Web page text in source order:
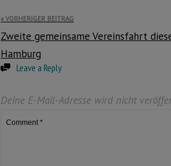
Beitragsnavigation
VORHERIGER BEITRAG
Zweite gemeinsame Vereinsfahrt
Hamburg
Leave a Reply
Deine E-Mail-Adresse wird nicht